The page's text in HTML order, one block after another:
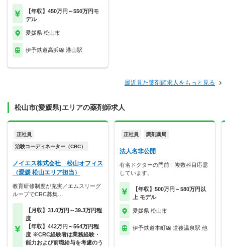
【年収】450万円～550万円モ
デル
愛媛県 松山市
伊予鉄道高浜線 港山駅
最近見た薬剤師求人をもっと見る
松山市(愛媛県)エリアの薬剤師求人
正社員
治験コーディネーター（CRC）
ノイエス株式会社 松山オフィス
（愛媛 松山エリア担当）
教育研修制度が充実／エムスリーグ
ループでCRC募集…
【月収】31.0万円～39.3万円程
度
【年収】442万円～564万円程
度 ※CRC経験者は業務経験・
能力および前職給与を考慮のう
正社員 調剤薬局
法人名非公開
有名ドクターの門前！複数科目応需
しています。
【年収】500万円～580万円以
上 モデル
愛媛県 松山市
伊予鉄道本町線 道後温泉駅 他